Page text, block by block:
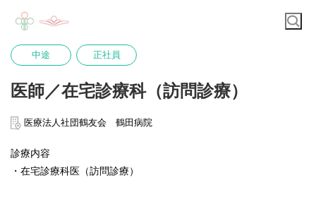
中途 正社員
医師／在宅診療科（訪問診療）
医療法人社団鶴友会 鶴田病院
診療内容
・在宅診療科医（訪問診療）